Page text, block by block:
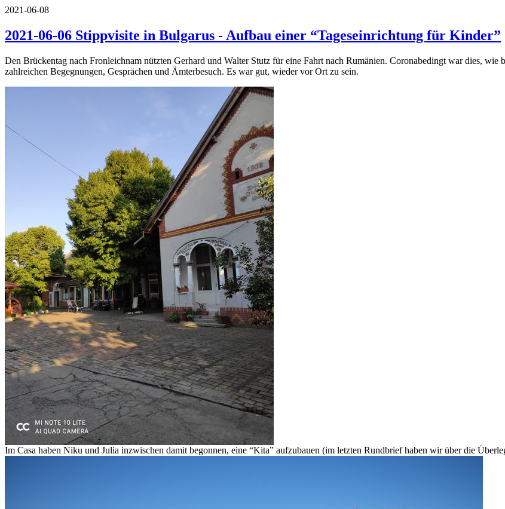
2021-06-08
2021-06-06 Stippvisite in Bulgarus - Aufbau einer “Tageseinrichtung für Kinder”
Den Brückentag nach Fronleichnam nützten Gerhard und Walter Stutz für eine Fahrt nach Rumänien. Coronabedingt war dies,
zahlreichen Begegnungen, Gesprächen und Ämterbesuch. Es war gut, wieder vor Ort zu sein.
Im Casa haben Niku und Julia inzwischen damit begonnen, eine “Kita” aufzubauen (im letzten Rundbrief haben wir über die